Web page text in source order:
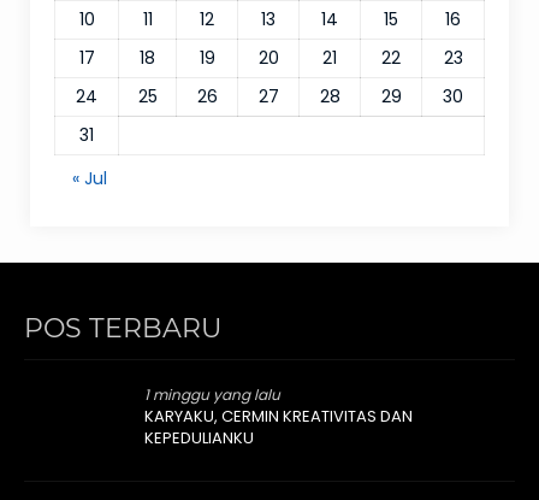
10
11 12 13 14 15
16
17
18 19 20 21 22
23
24
25 26 27 28 29
30
31
« Jul
POS TERBARU
1 minggu yang lalu
KARYAKU, CERMIN KREATIVITAS DAN
KEPEDULIANKU